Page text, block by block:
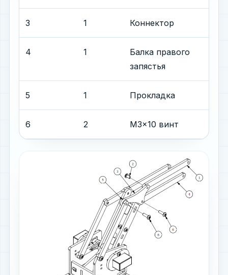
3 1 Коннектор
4 1
Балка правого
запястья
5 1 Прокладка
6 2 M3x10 винт